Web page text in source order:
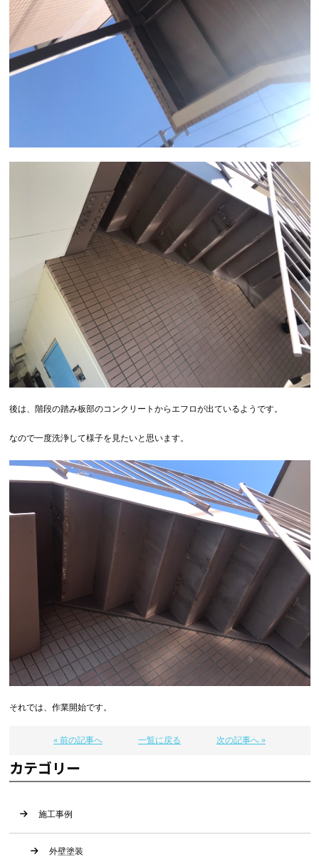
後は、階段の踏み板部のコンクリートからエフロが出ているようです。
なので一度洗浄して様子を見たいと思います。
それでは、作業開始です。
« 前の記事へ 一覧に戻る 次の記事へ »
カテゴリー
施工事例
外壁塗装